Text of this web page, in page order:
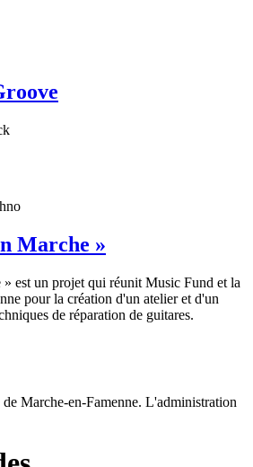
Marche »
est un projet qui réunit Music Fund et la
pour la création d'un atelier et d'un
de réparation de guitares.
Marche-en-Famenne. L'administration